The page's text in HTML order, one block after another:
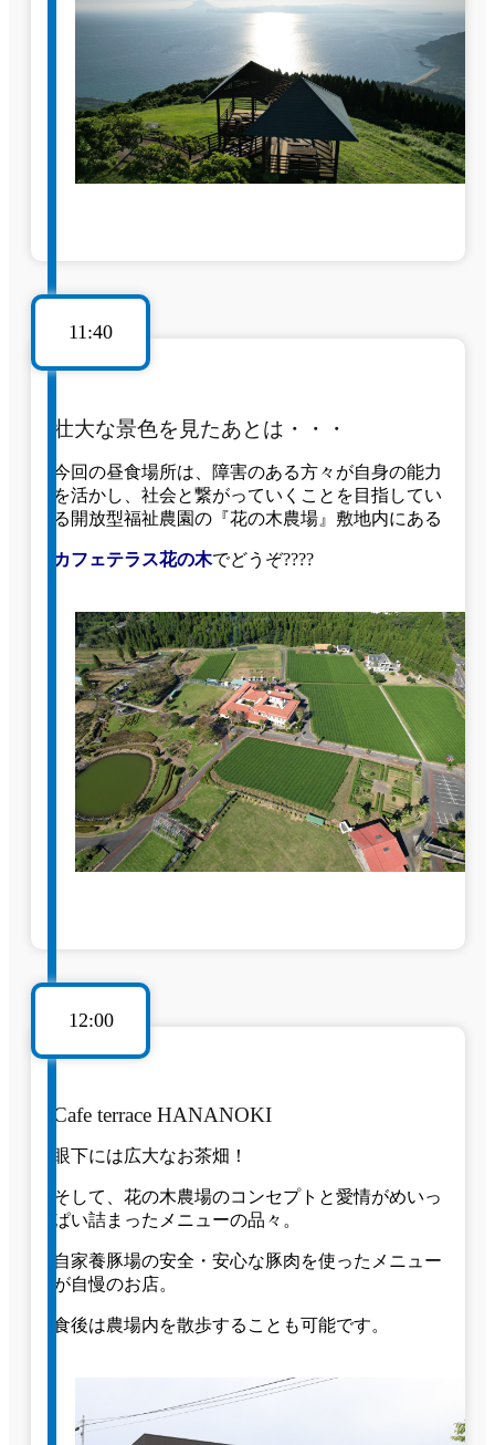
11:40
壮大な景色を見たあとは・・・
今回の昼食場所は、障害のある方々が自身の能力
を活かし、社会と繋がっていくことを目指してい
る開放型福祉農園の『花の木農場』敷地内にある
カフェテラス花の木でどうぞ????
12:00
Cafe terrace HANANOKI
眼下には広大なお茶畑！
そして、花の木農場のコンセプトと愛情がめいっ
ぱい詰まったメニューの品々。
自家養豚場の安全・安心な豚肉を使ったメニュー
が自慢のお店。
食後は農場内を散歩することも可能です。